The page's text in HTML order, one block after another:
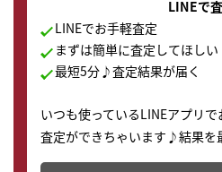
LINEで
LINEでお手軽査定
まずは簡単に査定してほしい
最短5分♪査定結果が届く
いつも使っているLINEアプリ
査定ができちゃいます♪結果を
どこからでもすぐに査定金額